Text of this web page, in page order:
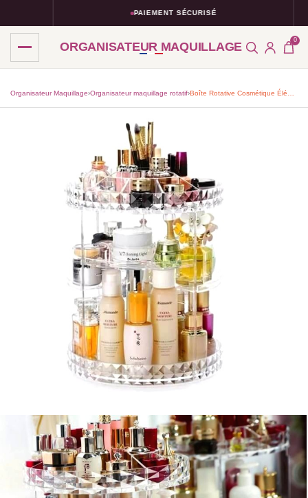
PAIEMENT SÉCURISÉ
ORGANISATEUR MAQUILLAGE 0
Organisateur Maquillage›Organisateur maquillage rotatif​›